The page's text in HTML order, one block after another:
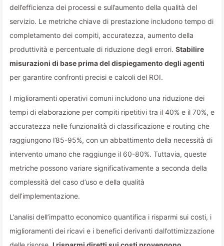
dell’efficienza dei processi e sull’aumento della qualità del
servizio. Le metriche chiave di prestazione includono tempo di
completamento dei compiti, accuratezza, aumento della
produttività e percentuale di riduzione degli errori. Stabilire
misurazioni di base prima del dispiegamento degli agenti
per garantire confronti precisi e calcoli del ROI.
I miglioramenti operativi comuni includono una riduzione dei
tempi di elaborazione per compiti ripetitivi tra il 40% e il 70%, e
accuratezza nelle funzionalità di classificazione e routing che
raggiungono l’85-95%, con un abbattimento della necessità di
intervento umano che raggiunge il 60-80%. Tuttavia, queste
metriche possono variare significativamente a seconda della
complessità del caso d’uso e della qualità
dell’implementazione.
L’analisi dell’impatto economico quantifica i risparmi sui costi, i
miglioramenti dei ricavi e i benefici derivanti dall’ottimizzazione